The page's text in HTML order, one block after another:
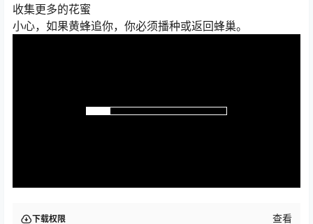
收集更多的花蜜
小心，如果黄蜂追你，你必须播种或返回蜂巢。
下载权限 查看